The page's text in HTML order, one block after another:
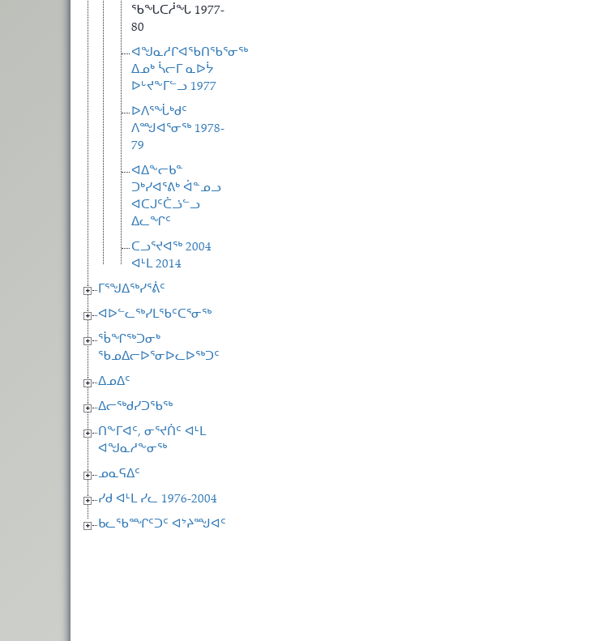
ᖃᖓᑕᓲᖓ 1977-
80
ᐊᖑᓇᓱᒋᐊᖃᑎᖃᕐᓂᖅ
ᐃᓄᒃ ᓵᓕᒥ ᓇᐅᔮ
ᐅᒡᔪᖕᒥᓪᓗ 1977
ᐅᐱᕐᖔᒃᑯᑦ
ᐱᙳᐊᕐᓂᖅ 1978-
79
ᐊᐃᖕᓕᑲᓐ
ᑐᒃᓯᐊᕐᕕᒃ ᐋᓐᓄᓗ
ᐊᑕᒍᑦᑖᓘᓪᓗ
ᐃᓚᖏᑦ
ᑕᓗᕐᔪᐊᖅ 2004
ᐊᒻᒪ 2014
ᒥᕐᖑᐃᖅᓯᕐᕖᑦ
ᐊᐅᓪᓚᖅᓯᒪᖃᑦᑕᕐᓂᖅ
ᖄᖏᖅᑐᓂᒃ
ᖃᓄᐃᓕᐅᕐᓂᐅᓚᐅᖅᑐᑦ
ᐃᓄᐃᑦ
ᐃᓕᖅᑯᓯᑐᖃᖅ
ᑎᖕᒥᐊᑦ, ᓂᕐᔪᑏᑦ ᐊᒻᒪ
ᐊᖑᓇᓱᖕᓂᖅ
ᓄᓇᕋᐃᑦ
ᓯᑯ ᐊᒻᒪ ᓯᓚ 1976-2004
ᑲᓚᖃᙱᑦᑐᑦ ᐊᔾᔨᙳᐊᑦ